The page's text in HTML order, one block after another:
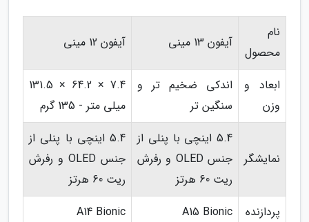
نام
محصول
آیفون 13 مینی آیفون 12 مینی
ابعاد و
وزن
اندکی ضخیم تر و
سنگین تر
7.4 × 64.2 × 131.5
میلی متر - 135 گرم
نمایشگر
5.4 اینچی با پنلی از
جنس OLED و رفرش
ریت 60 هرتز
5.4 اینچی با پنلی از
جنس OLED و رفرش
ریت 60 هرتز
پردازنده
A15 Bionic
A14 Bionic